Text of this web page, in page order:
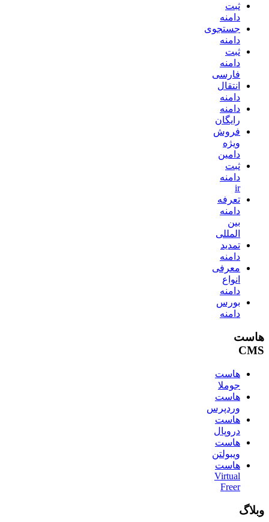
ثبت
دامنه
جستجوی
دامنه
ثبت
دامنه
فارسی
انتقال
دامنه
دامنه
رایگان
فروش
ویژه
دامین
ثبت
دامنه
ir
تعرفه
دامنه
بین
المللی
تمدید
دامنه
معرفی
انواع
دامنه
بورس
دامنه
هاست
CMS
هاست
جوملا
هاست
وردپرس
هاست
دروپال
هاست
ویبولتن
هاست
Virtual
Freer
وبلاگ